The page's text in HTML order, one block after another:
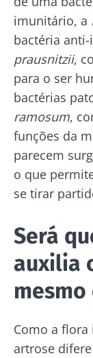
imunitário, a
bactéria
prausnitzii,
para o ser
bactérias
ramosum,
funções da
parecem
o que
se tirar
Será
auxilia
Como a
artrose